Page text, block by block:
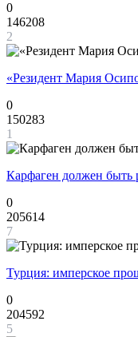
0
146208
2
«Резидент Мария
0
150283
1
Карфаген должен быть
0
205614
7
Турция: имперское
0
204592
5